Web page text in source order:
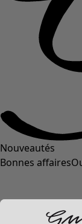
Nouveautés
Bonnes affaires